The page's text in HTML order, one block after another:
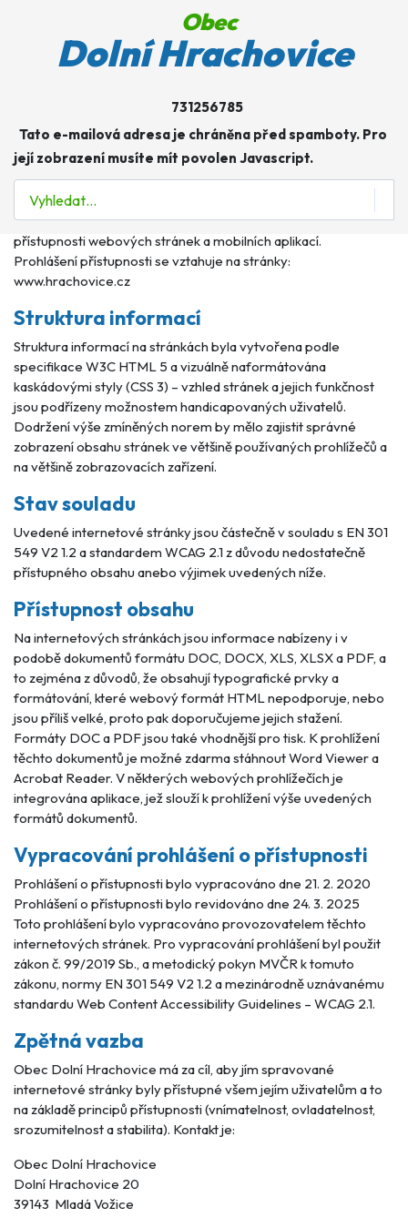
Obec
Dolní Hrachovice
731256785
Tato e-mailová adresa je chráněna před spamboty. Pro
její zobrazení musíte mít povolen Javascript.
Prohlášení o přístupnosti
Prohlášení o přístupnosti
Obec Dolní Hrachovice se zavazuje k zpřístupnění svých
přístupnosti internetových stránek a mobilních aplikací a o
změně zákona č. 365/2000 Sb., o informačních systémech
veřejné správy a o změně některých dalších zákonů, ve znění
pozdějších předpisů, který provádí Směrnici Evropského
parlamentu a Rady (EU) 2016/2102 ze dne 26. října 2016 o
přístupnosti webových stránek a mobilních aplikací.
Prohlášení přístupnosti se vztahuje na stránky:
www.hrachovice.cz
Struktura informací
Struktura informací na stránkách byla vytvořena podle
specifikace W3C HTML 5 a vizuálně naformátována
kaskádovými styly (CSS 3) – vzhled stránek a jejich funkčnost
jsou podřízeny možnostem handicapovaných uživatelů.
Dodržení výše zmíněných norem by mělo zajistit správné
zobrazení obsahu stránek ve většině používaných prohlížečů a
na většině zobrazovacích zařízení.
Stav souladu
Uvedené internetové stránky jsou částečně v souladu s EN 301
549 V2 1.2 a standardem WCAG 2.1 z důvodu nedostatečně
přístupného obsahu anebo výjimek uvedených níže.
Přístupnost obsahu
Na internetových stránkách jsou informace nabízeny i v
podobě dokumentů formátu DOC, DOCX, XLS, XLSX a PDF, a
to zejména z důvodů, že obsahují typografické prvky a
formátování, které webový formát HTML nepodporuje, nebo
jsou příliš velké, proto pak doporučujeme jejich stažení.
Formáty DOC a PDF jsou také vhodnější pro tisk. K prohlížení
těchto dokumentů je možné zdarma stáhnout Word Viewer a
Acrobat Reader. V některých webových prohlížečích je
integrována aplikace, jež slouží k prohlížení výše uvedených
formátů dokumentů.
Vypracování prohlášení o přístupnosti
Prohlášení o přístupnosti bylo vypracováno dne 21. 2. 2020
Prohlášení o přístupnosti bylo revidováno dne 24. 3. 2025
Toto prohlášení bylo vypracováno provozovatelem těchto
internetových stránek. Pro vypracování prohlášení byl použit
zákon č. 99/2019 Sb., a metodický pokyn MVČR k tomuto
zákonu, normy EN 301 549 V2 1.2 a mezinárodně uznávanému
standardu Web Content Accessibility Guidelines – WCAG 2.1.
Zpětná vazba
Obec Dolní Hrachovice má za cíl, aby jím spravované
internetové stránky byly přístupné všem jejím uživatelům a to
na základě principů přístupnosti (vnímatelnost, ovladatelnost,
srozumitelnost a stabilita). Kontakt je:
Obec Dolní Hrachovice
Dolní Hrachovice 20
39143 Mladá Vožice